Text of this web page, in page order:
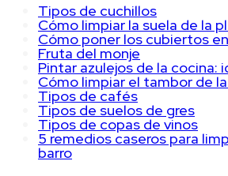
Tipos de cuchillos
Cómo limpiar la suela de la
Cómo poner los cubiertos
Fruta del monje
Pintar azulejos de la cocina:
Cómo limpiar el tambor de
Tipos de cafés
Tipos de suelos de gres
Tipos de copas de vinos
5 remedios caseros para
barro